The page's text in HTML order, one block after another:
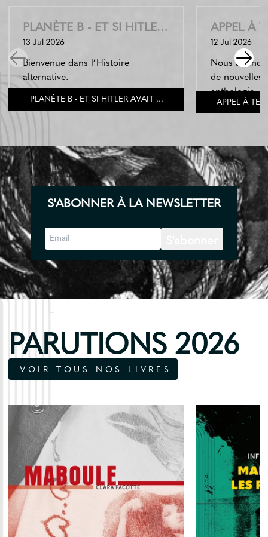
PLANÈTE B - ET SI HITLER AVAIT ...
PLANÈTE B - ET SI HITLER
AVAIT GAGNÉ ?
L'UCHRONIE RÉ...
13 Jul 2026
Bienvenue dans l’Histoire
alternative.
APPEL À
APPEL À
LE PAIN
12 Jul 2026
Nous
de nouvelles
anthologie.
S'ABONNER À LA NEWSLETTER
PARUTIONS 2026
VOIR TOUS NOS LIVRES